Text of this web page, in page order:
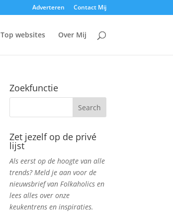
Adverteren Contact Mij
Top websites Over Mij
Zoekfunctie
Zet jezelf op de privé
lijst
Als eerst op de hoogte van alle
trends? Meld je aan voor de
nieuwsbrief van Folkaholics en
lees alles over onze
keukentrens en inspiraties.